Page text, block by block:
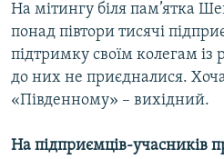
На мітингу біля пам’ятка
понад півтори тисячі
підтримку своїм колегам
до них не приєдналися.
«Південному» – вихідний.
На підприємців-учасників